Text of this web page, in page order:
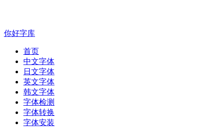
你好字库
首页
中文字体
日文字体
英文字体
韩文字体
字体检测
字体转换
字体安装